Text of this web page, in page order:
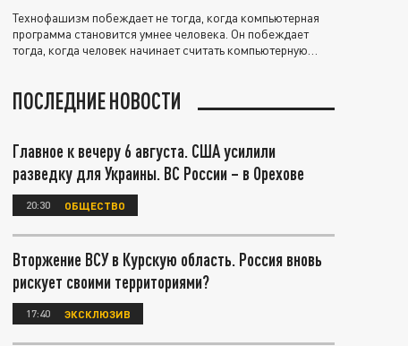
Технофашизм побеждает не тогда, когда компьютерная
программа становится умнее человека. Он побеждает
тогда, когда человек начинает считать компьютерную
ПОСЛЕДНИЕ НОВОСТИ
Главное к вечеру 6 августа. США усилили
разведку для Украины. ВС России – в Орехове
20:30 ОБЩЕСТВО
Вторжение ВСУ в Курскую область. Россия вновь
рискует своими территориями?
17:40 ЭКСКЛЮЗИВ